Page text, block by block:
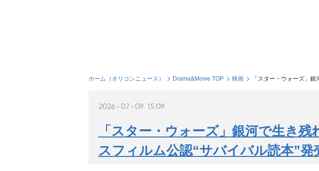
ホーム（オリコンニュース） Drama&Movie TOP 映画 「スター・ウォーズ」
2026-07-09 15:09
「スター・ウォーズ」銀河で生き残
スフィルム公認“サバイバル読本”発